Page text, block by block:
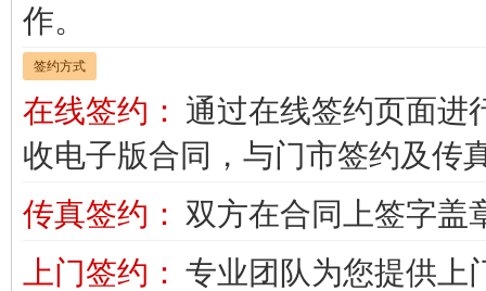
作。
签约方式
在线签约： 通过在线签约页面进
收电子版合同，与门市签约及传
传真签约： 双方在合同上签字盖
上门签约： 专业团队为您提供上